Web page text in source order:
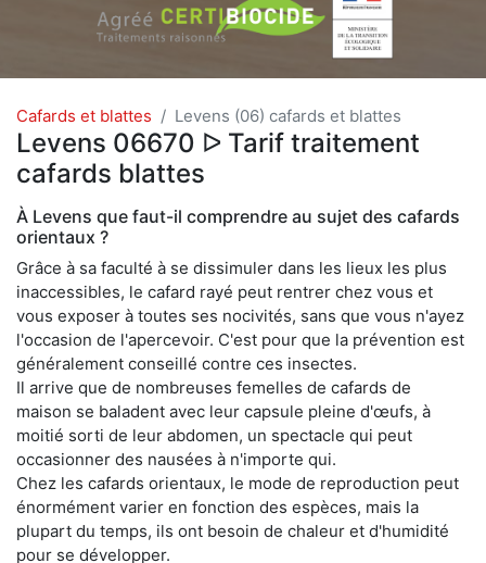
Cafards et blattes Levens (06) cafards et blattes
Levens 06670 ᐅ Tarif traitement
cafards blattes
À Levens que faut-il comprendre au sujet des cafards
orientaux ?
Grâce à sa faculté à se dissimuler dans les lieux les plus
inaccessibles, le cafard rayé peut rentrer chez vous et
vous exposer à toutes ses nocivités, sans que vous n'ayez
l'occasion de l'apercevoir. C'est pour que la prévention est
généralement conseillé contre ces insectes.
Il arrive que de nombreuses femelles de cafards de
maison se baladent avec leur capsule pleine d'œufs, à
moitié sorti de leur abdomen, un spectacle qui peut
occasionner des nausées à n'importe qui.
Chez les cafards orientaux, le mode de reproduction peut
énormément varier en fonction des espèces, mais la
plupart du temps, ils ont besoin de chaleur et d'humidité
pour se développer.